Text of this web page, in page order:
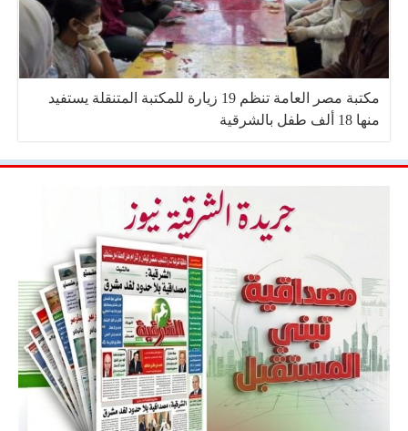
مكتبة مصر العامة تنظم 19 زيارة للمكتبة المتنقلة يستفيد
منها 18 ألف طفل بالشرقية